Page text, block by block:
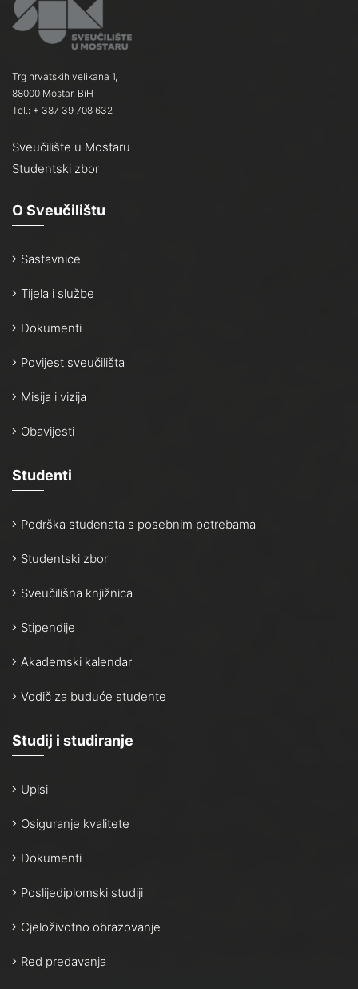
Trg hrvatskih velikana 1,
88000 Mostar, BiH
Tel.: + 387 39 708 632
Sveučilište u Mostaru
Studentski zbor
O Sveučilištu
Sastavnice
Tijela i službe
Dokumenti
Povijest sveučilišta
Misija i vizija
Obavijesti
Studenti
Podrška studenata s posebnim potrebama
Studentski zbor
Sveučilišna knjižnica
Stipendije
Akademski kalendar
Vodič za buduće studente
Studij i studiranje
Upisi
Osiguranje kvalitete
Dokumenti
Poslijediplomski studiji
Cjeloživotno obrazovanje
Red predavanja